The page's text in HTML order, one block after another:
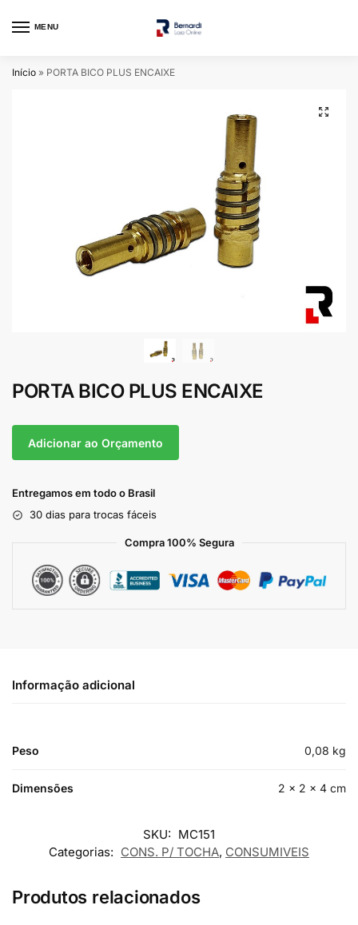
MENU
Início » PORTA BICO PLUS ENCAIXE
PORTA BICO PLUS ENCAIXE
Adicionar ao Orçamento
Entregamos em todo o Brasil
30 dias para trocas fáceis
Compra 100% Segura
Informação adicional
Peso 0,08 kg
Dimensões 2 × 2 × 4 cm
SKU: MC151
Categorias: CONS. P/ TOCHA, CONSUMIVEIS
Produtos relacionados